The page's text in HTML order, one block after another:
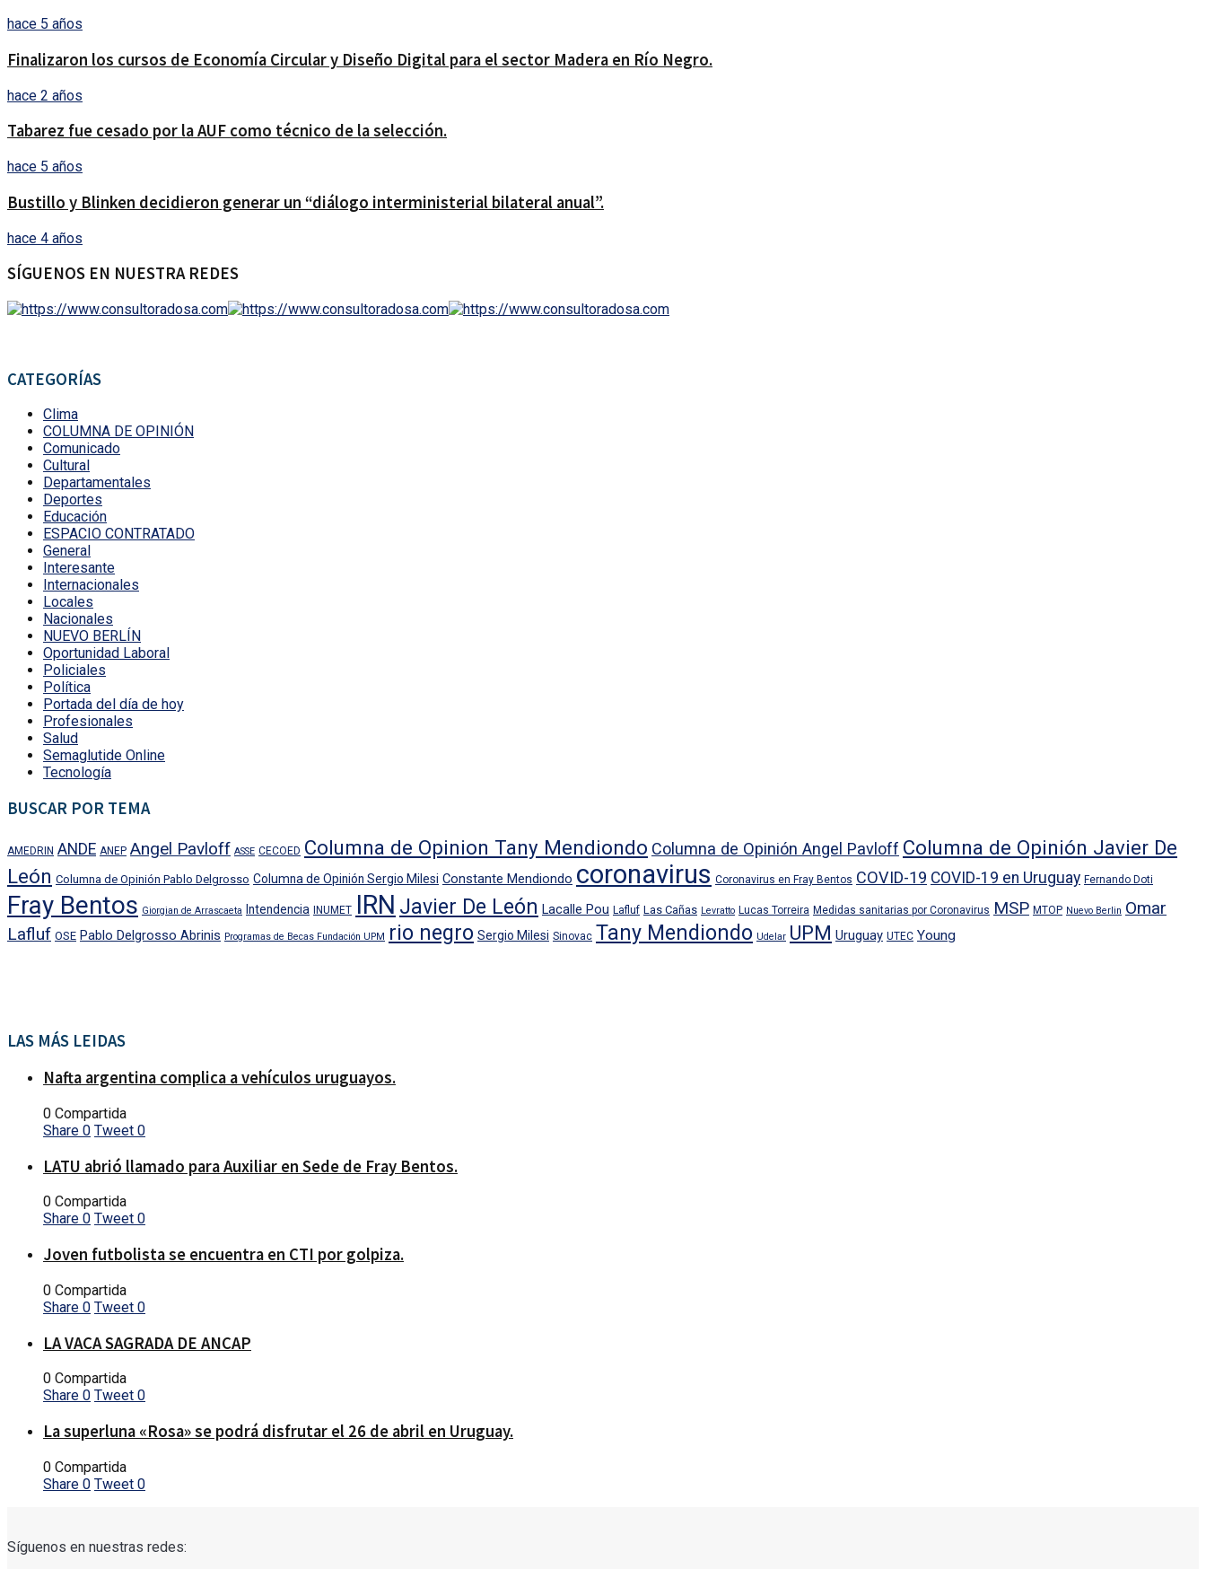
hace 5 años
Finalizaron los cursos de Economía Circular y Diseño Digital para el sector Madera en Río Negro.
hace 2 años
Tabarez fue cesado por la AUF como técnico de la selección.
hace 5 años
Bustillo y Blinken decidieron generar un “diálogo interministerial bilateral anual”.
hace 4 años
SÍGUENOS EN NUESTRA REDES
CATEGORÍAS
Clima
COLUMNA DE OPINIÓN
Comunicado
Cultural
Departamentales
Deportes
Educación
ESPACIO CONTRATADO
General
Interesante
Internacionales
Locales
Nacionales
NUEVO BERLÍN
Oportunidad Laboral
Policiales
Política
Portada del día de hoy
Profesionales
Salud
Semaglutide Online
Tecnología
BUSCAR POR TEMA
AMEDRIN ANDE ANEP Angel Pavloff ASSE CECOED Columna de Opinion Tany Mendiondo Columna de Opinión Angel Pavloff Columna de Opinión Javier De
León Columna de Opinión Pablo Delgrosso Columna de Opinión Sergio Milesi Constante Mendiondo coronavirus Coronavirus en Fray Bentos COVID-19 COVID-19 en Uruguay Fernando Doti
Fray Bentos Giorgian de Arrascaeta Intendencia INUMET IRN Javier De León Lacalle Pou Lafluf Las Cañas Levratto Lucas Torreira Medidas sanitarias por Coronavirus MSP MTOP Nuevo Berlin Omar
Lafluf OSE Pablo Delgrosso Abrinis Programas de Becas Fundación UPM rio negro Sergio Milesi Sinovac Tany Mendiondo Udelar UPM Uruguay UTEC Young
LAS MÁS LEIDAS
Nafta argentina complica a vehículos uruguayos.
0 Compartida
Share 0 Tweet 0
LATU abrió llamado para Auxiliar en Sede de Fray Bentos.
0 Compartida
Share 0 Tweet 0
Joven futbolista se encuentra en CTI por golpiza.
0 Compartida
Share 0 Tweet 0
LA VACA SAGRADA DE ANCAP
0 Compartida
Share 0 Tweet 0
La superluna «Rosa» se podrá disfrutar el 26 de abril en Uruguay.
0 Compartida
Share 0 Tweet 0
Síguenos en nuestras redes: